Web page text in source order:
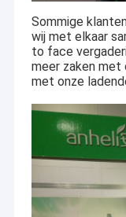
Sommige
wij met elkaar
to face
meer zaken met
met onze